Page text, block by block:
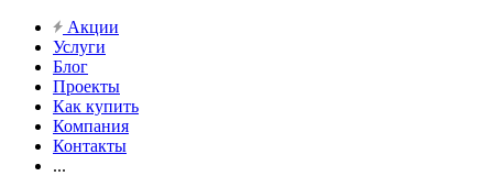
Акции
Услуги
Блог
Проекты
Как купить
Компания
Контакты
...